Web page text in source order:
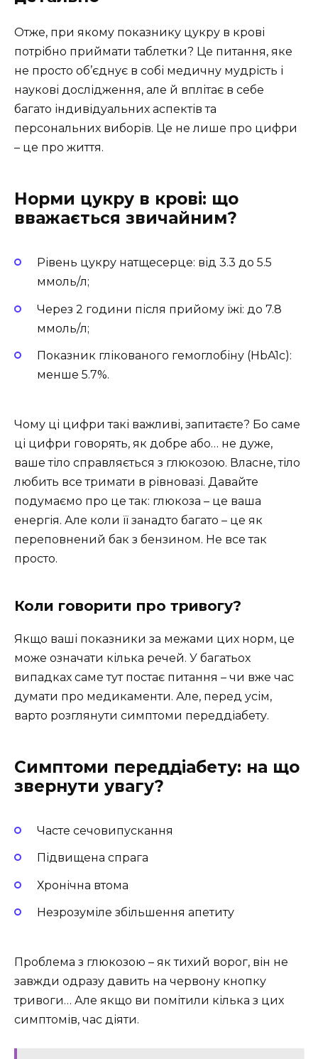
Отже, при якому показнику цукру в крові
потрібно приймати таблетки? Це питання, яке
не просто об’єднує в собі медичну мудрість і
наукові дослідження, але й вплітає в себе
багато індивідуальних аспектів та
персональних виборів. Це не лише про цифри
– це про життя.
Норми цукру в крові: що
вважається звичайним?
Рівень цукру натщесерце: від 3.3 до 5.5
ммоль/л;
Через 2 години після прийому їжі: до 7.8
ммоль/л;
Показник глікованого гемоглобіну (HbA1c):
менше 5.7%.
Чому ці цифри такі важливі, запитаєте? Бо саме
ці цифри говорять, як добре або… не дуже,
ваше тіло справляється з глюкозою. Власне, тіло
любить все тримати в рівновазі. Давайте
подумаємо про це так: глюкоза – це ваша
енергія. Але коли її занадто багато – це як
переповнений бак з бензином. Не все так
просто.
Коли говорити про тривогу?
Якщо ваші показники за межами цих норм, це
може означати кілька речей. У багатьох
випадках саме тут постає питання – чи вже час
думати про медикаменти. Але, перед усім,
варто розглянути симптоми переддіабету.
Симптоми переддіабету: на що
звернути увагу?
Часте сечовипускання
Підвищена спрага
Хронічна втома
Незрозуміле збільшення апетиту
Проблема з глюкозою – як тихий ворог, він не
завжди одразу давить на червону кнопку
тривоги… Але якщо ви помітили кілька з цих
симптомів, час діяти.